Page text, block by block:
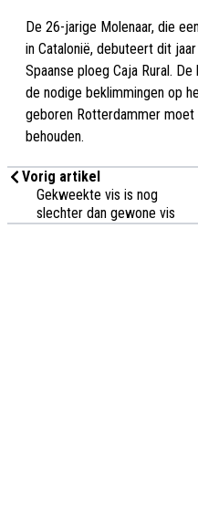
De 26-jarige Molenaar, die
in Catalonië, debuteert dit
Spaanse ploeg Caja Rural.
de nodige beklimmingen op
geboren Rotterdammer
behouden.
Vorig artikel
Gekweekte vis is nog
slechter dan gewone vis